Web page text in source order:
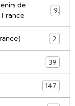
de
9
2
39
147